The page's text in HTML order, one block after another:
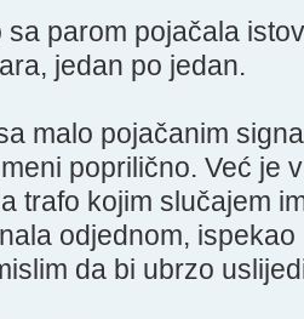
sa parom pojačala
jedan po jedan.
malo pojačanim
poprilično. Već je
trafo kojim slučajem
odjednom,
da bi ubrzo